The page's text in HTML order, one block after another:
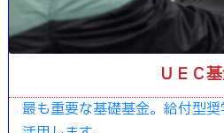
ＵＥＣ
最も重要な基礎基金。給付型